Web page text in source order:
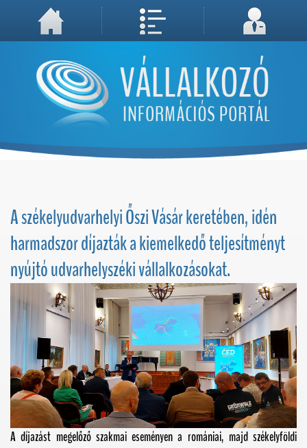
A weboldal használatával Ön elfogadja, hogy Cookie-kat (sütiket) tároljunk számítógépén. A sütik a weboldal megfelelő működéséhez
Megértettem, folytatás...
A székelyudvarhelyi Őszi Vásár keretében, idén
harmadszor díjazták a kiemelkedő teljesítményt
nyújtó udvarhelyszéki vállalkozásokat.
A díjazást megelőző szakmai eseményen a romániai, majd székelyföldi